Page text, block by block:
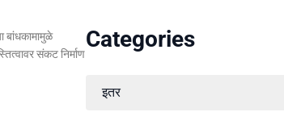
बांधकामामुळे
संकट निर्माण
Categories
इतर